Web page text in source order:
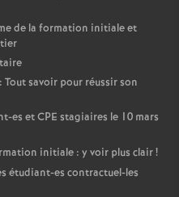
de la formation initiale et
savoir pour réussir son
es etCPE stagiaires le 10 mars
initiale : y voir plus clair!
étudiant-es contractuel-les